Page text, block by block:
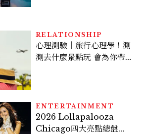
RELATIONSHIP
心理測驗｜旅行心理學！測
測去什麼景點玩 會為你帶來
ENTERTAINMENT
2026 Lollapalooza
Chicago四大亮點總盤